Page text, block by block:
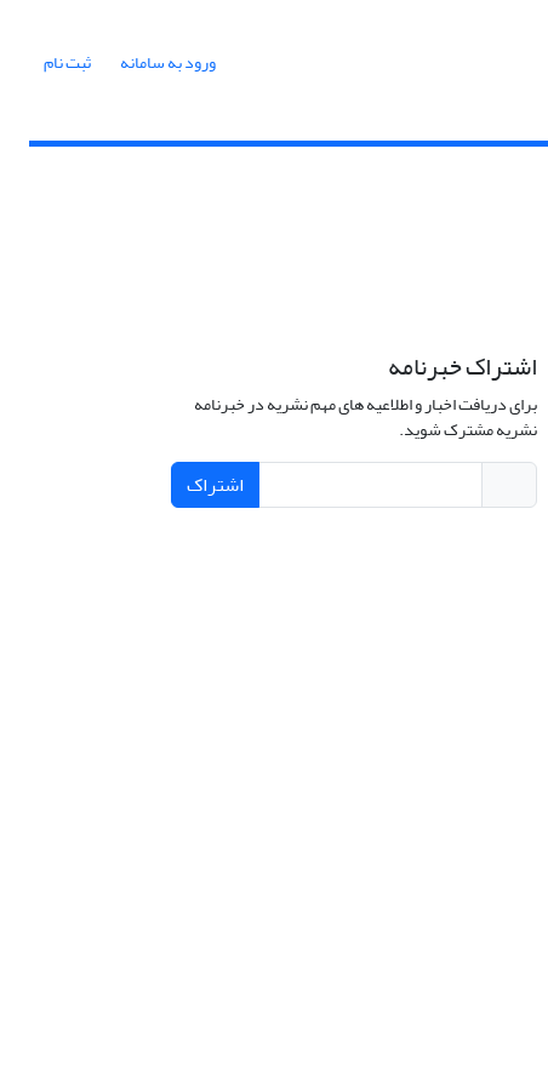
ورود به سامانه ثبت نام
اشتراک خبرنامه
برای دریافت اخبار و اطلاعیه های مهم نشریه در خبرنامه
نشریه مشترک شوید.
اشتراک